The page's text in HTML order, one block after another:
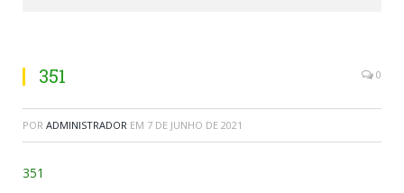
351 0
POR ADMINISTRADOR EM 7 DE JUNHO DE 2021
351